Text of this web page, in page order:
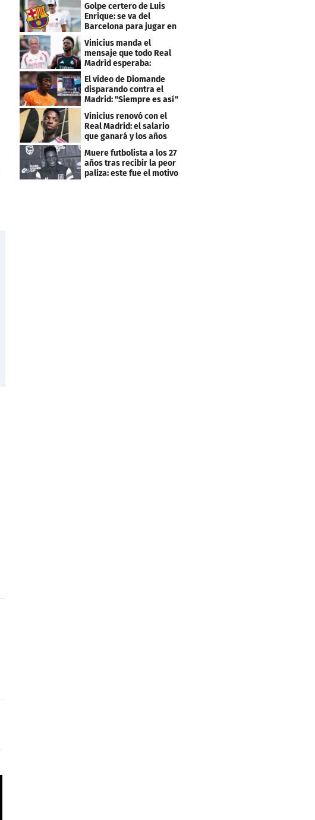
Golpe certero de Luis
Enrique: se va del
Barcelona para jugar en
el PSG
Vinicius manda el
mensaje que todo Real
Madrid esperaba:
"Mourinho..."
El video de Diomande
disparando contra el
Madrid: "Siempre es así"
Vinicius renovó con el
Real Madrid: el salario
que ganará y los años
Muere futbolista a los 27
años tras recibir la peor
paliza: este fue el motivo